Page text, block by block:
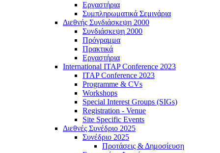
Εργαστήρια
Συμπληρωματικά Σεμινάρια
Διεθνής Συνδιάσκεψη 2000
Συνδιάσκεψη 2000
Πρόγραμμα
Πρακτικά
Εργαστήρια
International ITAP Conference 2023
ITAP Conference 2023
Programme & CVs
Workshops
Special Interest Groups (SIGs)
Registration - Venue
Site Specific Events
Διεθνές Συνέδριο 2025
Συνέδριο 2025
Προτάσεις & Δημοσίευση